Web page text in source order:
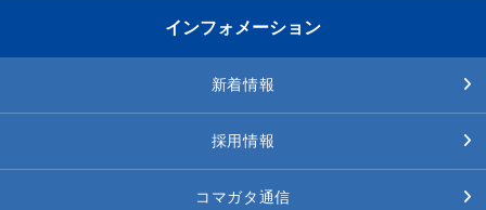
インフォメーション
新着情報
採用情報
コマガタ通信